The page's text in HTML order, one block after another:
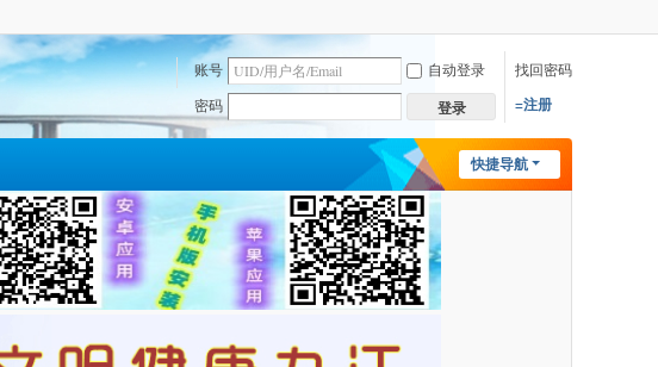
账号 自动登录
找回密码
密码
登录 =注册
快捷导航